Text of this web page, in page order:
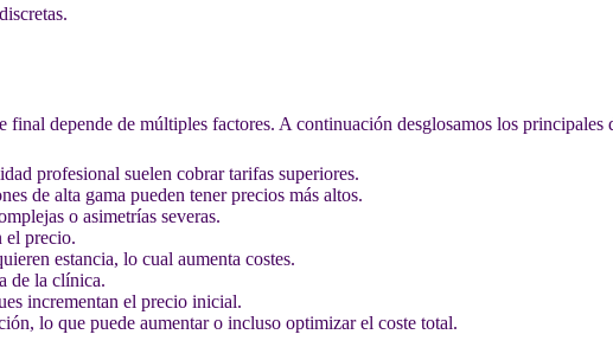
final depende de múltiples factores. A continuación desglosamos los principales
profesional suelen cobrar tarifas superiores.
de alta gama pueden tener precios más altos.
o asimetrías severas.
el precio.
estancia, lo cual aumenta costes.
de la clínica.
incrementan el precio inicial.
lo que puede aumentar o incluso optimizar el coste total.